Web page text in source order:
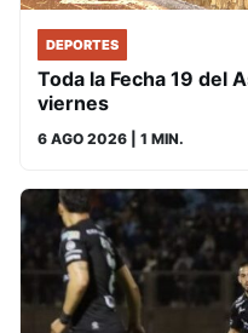
DEPORTES
Toda la Fecha 19 del
viernes
6 AGO 2026 | 1 MIN.